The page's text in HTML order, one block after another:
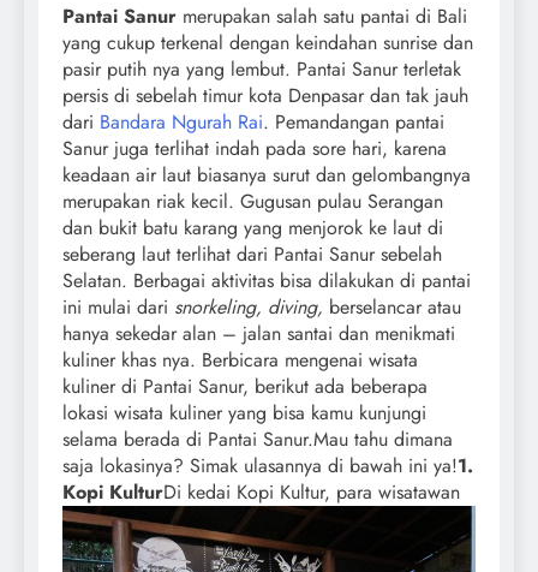
Pantai Sanur merupakan salah satu pantai di Bali
yang cukup terkenal dengan keindahan sunrise dan
pasir putih nya yang lembut. Pantai Sanur terletak
persis di sebelah timur kota Denpasar dan tak jauh
dari Bandara Ngurah Rai. Pemandangan pantai
Sanur juga terlihat indah pada sore hari, karena
keadaan air laut biasanya surut dan gelombangnya
merupakan riak kecil. Gugusan pulau Serangan
dan bukit batu karang yang menjorok ke laut di
seberang laut terlihat dari Pantai Sanur sebelah
Selatan. Berbagai aktivitas bisa dilakukan di pantai
ini mulai dari snorkeling, diving, berselancar atau
hanya sekedar alan – jalan santai dan menikmati
kuliner khas nya. Berbicara mengenai wisata
kuliner di Pantai Sanur, berikut ada beberapa
lokasi wisata kuliner yang bisa kamu kunjungi
selama berada di Pantai Sanur.Mau tahu dimana
saja lokasinya? Simak ulasannya di bawah ini ya!1.
Kopi KulturDi kedai Kopi Kultur, para wisatawan